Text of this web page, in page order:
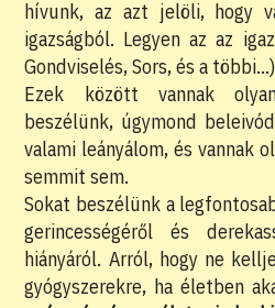
hívunk, az azt jelöli, hogy
igazságból. Legyen az az
Gondviselés, Sors, és a többi…)
Ezek között vannak
beszélünk, úgymond
valami leányálom, és vannak
semmit sem.
Sokat beszélünk a
gerincességéről és
hiányáról. Arról, hogy ne
gyógyszerekre, ha életben